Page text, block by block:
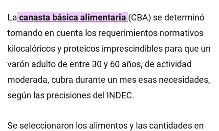
La canasta básica alimentaria (CBA) se determinó
tomando en cuenta los requerimientos normativos
kilocalóricos y proteicos imprescindibles para que un
varón adulto de entre 30 y 60 años, de actividad
moderada, cubra durante un mes esas necesidades,
según las precisiones del INDEC.
Se seleccionaron los alimentos y las cantidades en